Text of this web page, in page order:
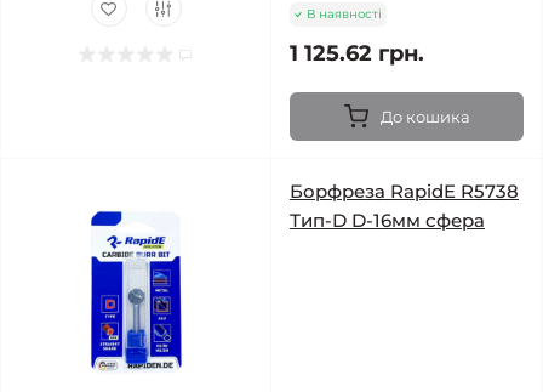
В наявності
1 125.62 грн.
До кошика
Борфреза RapidE R5738
Тип-D D-16мм сфера